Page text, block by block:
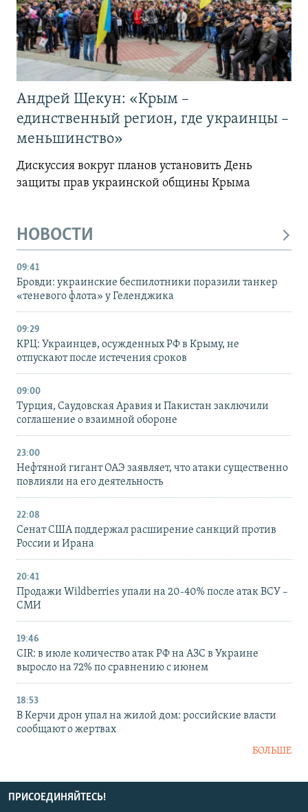
Андрей Щекун: «Крым –
единственный регион, где украинцы –
меньшинство»
Дискуссия вокруг планов установить День
защиты прав украинской общины Крыма
НОВОСТИ
09:41
Бровди: украинские беспилотники поразили танкер
«теневого флота» у Геленджика
09:29
КРЦ: Украинцев, осужденных РФ в Крыму, не
отпускают после истечения сроков
09:00
Турция, Саудовская Аравия и Пакистан заключили
соглашение о взаимной обороне
23:00
Нефтяной гигант ОАЭ заявляет, что атаки существенно
повлияли на его деятельность
22:08
Сенат США поддержал расширение санкций против
России и Ирана
20:41
Продажи Wildberries упали на 20-40% после атак ВСУ –
СМИ
19:46
CIR: в июле количество атак РФ на АЗС в Украине
выросло на 72% по сравнению с июнем
18:53
В Керчи дрон упал на жилой дом: российские власти
сообщают о жертвах
БОЛЬШЕ
ПРИСОЕДИНЯЙТЕСЬ!